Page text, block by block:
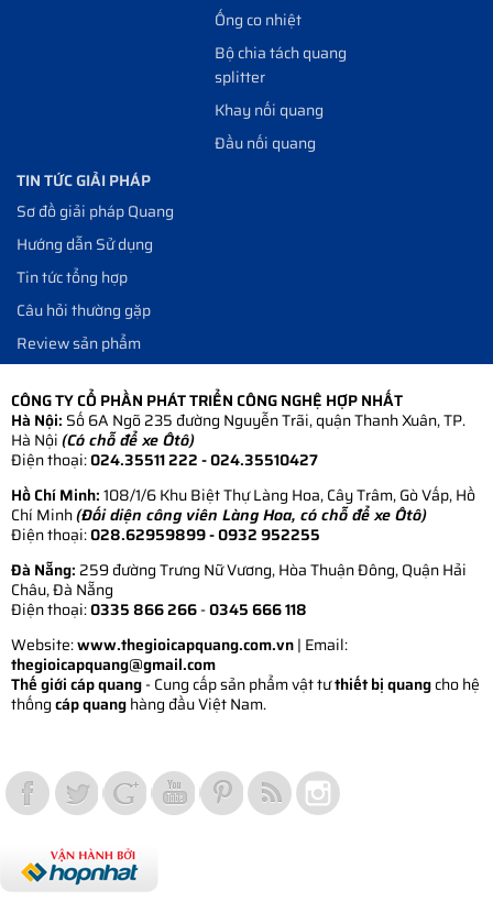
Ống co nhiệt
Bộ chia tách quang
splitter
Khay nối quang
Đầu nối quang
TIN TỨC GIẢI PHÁP
Sơ đồ giải pháp Quang
Hướng dẫn Sử dụng
Tin tức tổng hợp
Câu hỏi thường gặp
Review sản phẩm
CÔNG TY CỔ PHẦN PHÁT TRIỂN CÔNG NGHỆ HỢP NHẤT
Hà Nội: Số 6A Ngõ 235 đường Nguyễn Trãi, quận Thanh Xuân, TP.
Hà Nội(Có chỗ để xe Ôtô)
Điện thoại:024.35511 222 - 024.35510427
Hồ Chí Minh:108/1/6 Khu Biệt Thự Làng Hoa, Cây Trâm, Gò Vấp, Hồ
Chí Minh(Đối diện công viên Làng Hoa, có chỗ để xe Ôtô)
Điện thoại:028.62959899- 0932 952255
Đà Nẵng: 259 đường Trưng Nữ Vương, Hòa Thuận Đông, Quận Hải
Châu, Đà Nẵng
Điện thoại:0335 866 266-0345 666 118
Website:www.thegioicapquang.com.vn| Email:
thegioicapquang@gmail.com
Thế giới cáp quang- Cung cấp sản phẩm vật tưthiết bị quangcho hệ
thốngcáp quanghàng đầu Việt Nam.